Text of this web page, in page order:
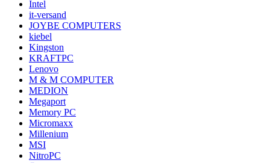
Intel
it-versand
JOYBE COMPUTERS
kiebel
Kingston
KRAFTPC
Lenovo
M & M COMPUTER
MEDION
Megaport
Memory PC
Micromaxx
Millenium
MSI
NitroPC